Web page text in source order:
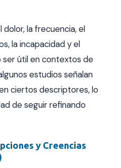
dolor, la frecuencia, el
la incapacidad y el
ser útil en contextos de
estudios señalan
ciertos descriptores, lo
de seguir refinando
y Creencias